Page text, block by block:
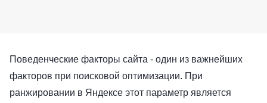
Поведенческие факторы сайта - один из важнейших
факторов при поисковой оптимизации. При
ранжировании в Яндексе этот параметр является